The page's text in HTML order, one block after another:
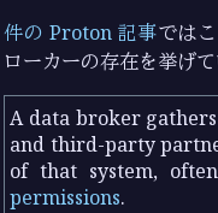
件の Proton 記事では
ローカーの存在を挙げて
A data broker
and third-party
of that system,
permissions.